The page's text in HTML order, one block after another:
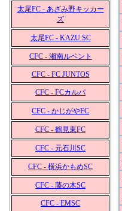
太尾FC - あざみ野キッカー
ズ
太尾FC - KAZU SC
CFC - 湘南ルベント
CFC - FC JUNTOS
CFC - FCカルパ
CFC - かじがやFC
CFC - 鶴見東FC
CFC - 元石川SC
CFC - 横浜かもめSC
CFC - 藤の木SC
CFC - EMSC